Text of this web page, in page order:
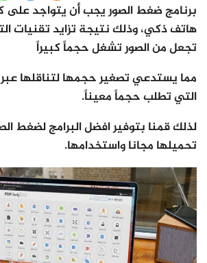
برنامج ضغط الصور يجب أن يتواجد على
هاتف ذكي، وذلك نتيجة تزايد تقنيات
تجعل من الصور تشغل حجماً كبيراً
مما يستدعي تصغير حجمها لتناقلها عبر
التي تطلب حجماً معيناً.
لذلك قمنا بتوفير افضل البرامج لضغط
تحميلها مجانا واستخدامها.